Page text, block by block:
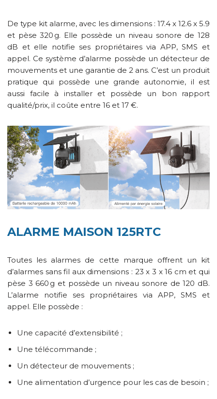
De type kit alarme, avec les dimensions : 17.4 x 12.6 x 5.9
et pèse 320 g. Elle possède un niveau sonore de 128
dB et elle notifie ses propriétaires via APP, SMS et
appel. Ce système d’alarme possède un détecteur de
mouvements et une garantie de 2 ans. C’est un produit
pratique qui possède une grande autonomie, il est
aussi facile à installer et possède un bon rapport
qualité/prix, il coûte entre 16 et 17 €.
ALARME MAISON 125RTC
Toutes les alarmes de cette marque offrent un kit
d’alarmes sans fil aux dimensions : 23 x 3 x 16 cm et qui
pèse 3 660 g et possède un niveau sonore de 120 dB.
L’alarme notifie ses propriétaires via APP, SMS et
appel. Elle possède :
Une capacité d’extensibilité ;
Une télécommande ;
Un détecteur de mouvements ;
Une alimentation d’urgence pour les cas de besoin ;